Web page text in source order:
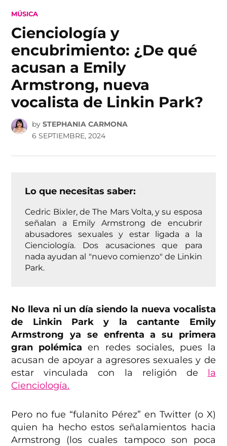
POSTED
MÚSICA
Cienciología y
encubrimiento: ¿De qué
acusan a Emily
Armstrong, nueva
vocalista de Linkin Park?
by STEPHANIA CARMONA
6 SEPTIEMBRE, 2024
Lo que necesitas saber:
Cedric Bixler, de The Mars Volta, y su esposa
señalan a Emily Armstrong de encubrir
abusadores sexuales y estar ligada a la
Cienciología. Dos acusaciones que para
nada ayudan al "nuevo comienzo" de Linkin
Park.
No lleva ni un día siendo la nueva vocalista
de Linkin Park y la cantante Emily
Armstrong ya se enfrenta a su primera
gran polémica en redes sociales, pues la
acusan de apoyar a agresores sexuales y de
estar vinculada con la religión de la
Cienciología.
Pero no fue “fulanito Pérez” en Twitter (o X)
quien ha hecho estos señalamientos hacia
Armstrong (los cuales tampoco son poca